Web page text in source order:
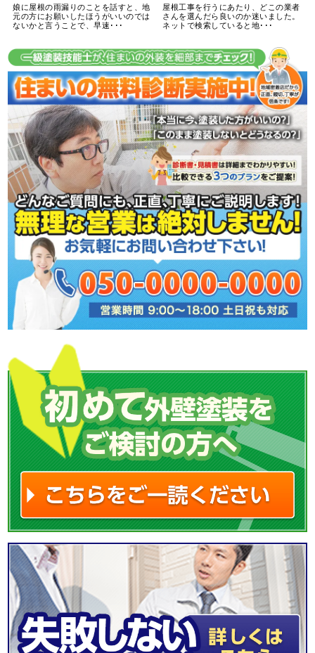
娘に屋根の雨漏りのことを話すと、地
元の方にお願いしたほうがいいのでは
ないかと言うことで、早速･･･
屋根工事を行うにあたり、どこの業者
さんを選んだら良いのか迷いました。
ネットで検索していると地･･･